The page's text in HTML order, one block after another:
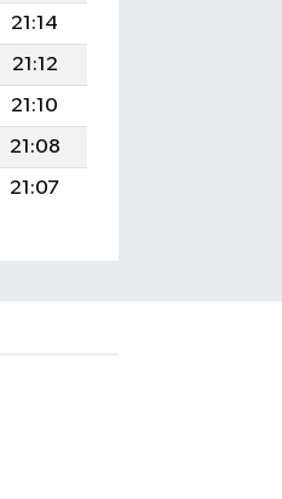
21:14
21:12
21:10
21:08
21:07